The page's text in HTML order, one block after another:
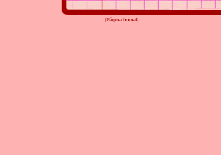
[Página Inicial ]